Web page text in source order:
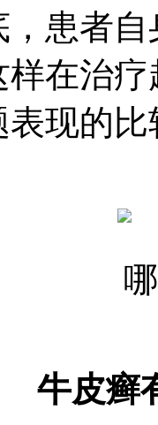
患者
在治
现的
牛皮癣